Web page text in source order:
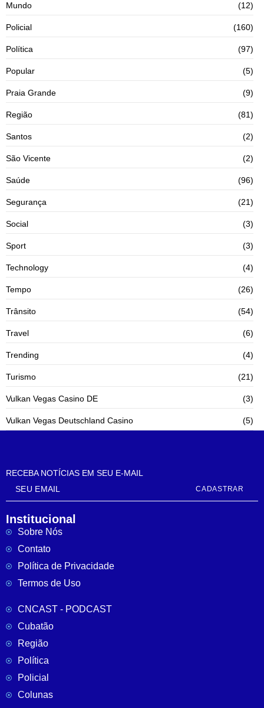
Mundo (12)
Policial (160)
Política (97)
Popular (5)
Praia Grande (9)
Região (81)
Santos (2)
São Vicente (2)
Saúde (96)
Segurança (21)
Social (3)
Sport (3)
Technology (4)
Tempo (26)
Trânsito (54)
Travel (6)
Trending (4)
Turismo (21)
Vulkan Vegas Casino DE (3)
Vulkan Vegas Deutschland Casino (5)
RECEBA NOTÍCIAS EM SEU E-MAIL
CADASTRAR
Institucional
Sobre Nós
Contato
Política de Privacidade
Termos de Uso
CNCAST - PODCAST
Cubatão
Região
Política
Policial
Colunas